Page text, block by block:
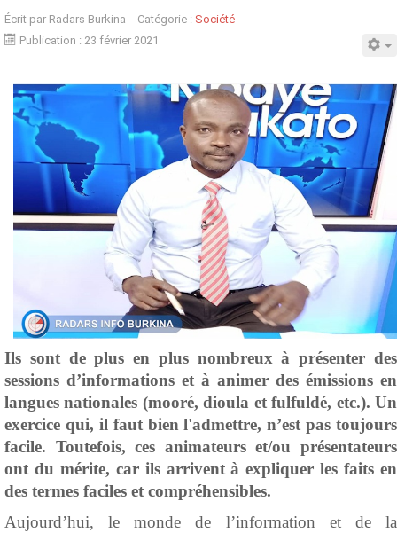
Écrit par Radars Burkina Catégorie : Société
Publication : 23 février 2021
Ils sont de plus en plus nombreux à présenter des
sessions d’informations et à animer des émissions en
langues nationales (mooré, dioula et fulfuldé, etc.). Un
exercice qui, il faut bien l'admettre, n’est pas toujours
facile. Toutefois, ces animateurs et/ou présentateurs
ont du mérite, car ils arrivent à expliquer les faits en
des termes faciles et compréhensibles.
Aujourd’hui, le monde de l’information et de la